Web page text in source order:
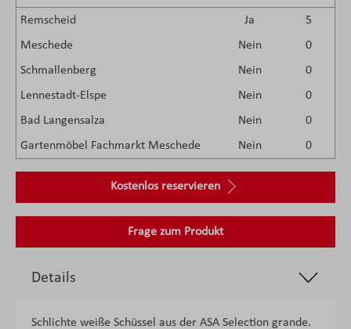
Remscheid Ja
5
Meschede
Nein
0
Schmallenberg
Nein
0
Lennestadt-Elspe
Nein
0
Bad Langensalza
Nein
0
Gartenmöbel Fachmarkt Meschede
Nein 0
Kostenlos reservieren
Frage zum Produkt
Details
Schlichte weiße Schüssel aus der ASA Selection grande.